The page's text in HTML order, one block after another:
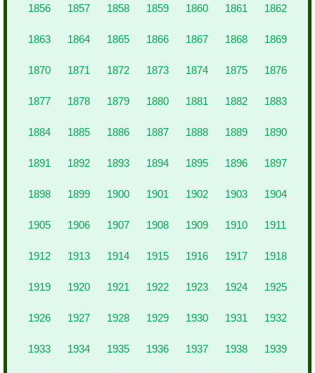
1856 1857 1858 1859 1860 1861 1862
1863 1864 1865 1866 1867 1868 1869
1870 1871 1872 1873 1874 1875 1876
1877 1878 1879 1880 1881 1882 1883
1884 1885 1886 1887 1888 1889 1890
1891 1892 1893 1894 1895 1896 1897
1898 1899 1900 1901 1902 1903 1904
1905 1906 1907 1908 1909 1910 1911
1912 1913 1914 1915 1916 1917 1918
1919 1920 1921 1922 1923 1924 1925
1926 1927 1928 1929 1930 1931 1932
1933 1934 1935 1936 1937 1938 1939